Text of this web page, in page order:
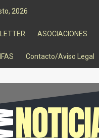
2026
ASOCIACIONES
Contacto/Aviso Legal